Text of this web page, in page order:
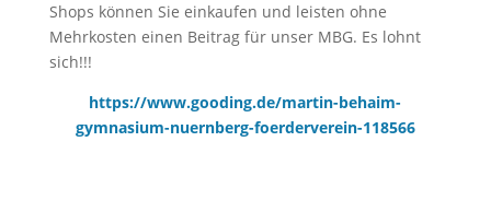
Shops können Sie einkaufen und leisten ohne
Mehrkosten einen Beitrag für unser MBG. Es lohnt
sich!!!
https://www.gooding.de/martin-behaim-
gymnasium-nuernberg-foerderverein-118566